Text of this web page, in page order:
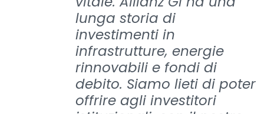
lunga storia di
investimenti in
infrastrutture, energie
rinnovabili e fondi di
debito. Siamo lieti di poter
offrire agli investitori